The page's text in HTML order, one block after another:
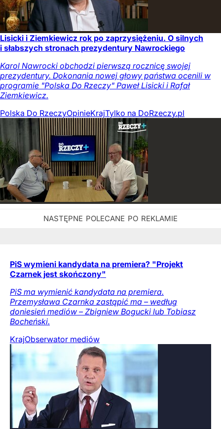
Lisicki i Ziemkiewicz rok po zaprzysiężeniu. O silnych
i słabszych stronach prezydentury Nawrockiego
Karol Nawrocki obchodzi pierwszą rocznicę swojej
prezydentury. Dokonania nowej głowy państwa ocenili w
programie "Polska Do Rzeczy" Paweł Lisicki i Rafał
Ziemkiewicz.
Polska Do RzeczyOpinieKrajTylko na DoRzeczy.pl
PiS wymieni kandydata na premiera? "Projekt
Czarnek jest skończony"
PiS ma wymienić kandydata na premiera.
Przemysława Czarnka zastąpić ma – według
doniesień mediów – Zbigniew Bogucki lub Tobiasz
Bocheński.
KrajObserwator mediów